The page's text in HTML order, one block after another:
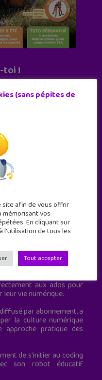
toi !
de culture numérique
aux ados pour
vie numérique.
par abonnement, a
la culture numérique
approche pratique des
de s'initier au coding
son robot éducatif
(sans pépites de
site afin de vous offrir
vos
En cliquant sur
l'utilisation de tous les
Tout accepter